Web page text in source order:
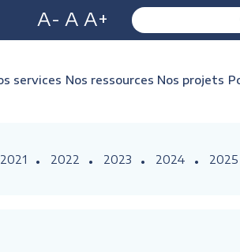
A- A A+
services Nos ressources Nos projets
2021 2022 2023 2024 2025